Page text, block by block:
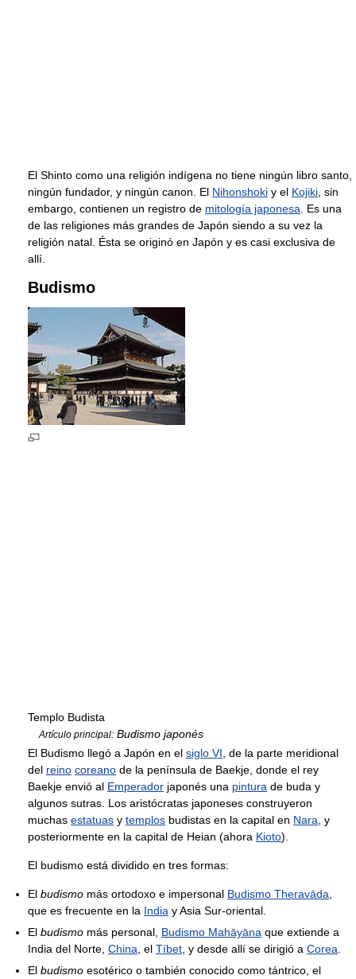
El Shinto como una religión indígena no tiene ningún libro santo,
ningún fundador, y ningún canon. El Nihonshoki y el Kojiki , sin
embargo, contienen un registro de mitología japonesa . Es una
de las religiones más grandes de Japón siendo a su vez la
religión natal. Ésta se originó en Japón y es casi exclusiva de
allí.
Budismo
Templo Budista
Artículo principal: Budismo japonés
El Budismo llegó a Japón en el siglo VI , de la parte meridional
del reino coreano de la península de Baekje, donde el rey
Baekje envió al Emperador japonés una pintura de buda y
algunos sutras. Los aristócratas japoneses construyeron
muchas estatuas y templos budistas en la capital en Nara , y
posteriormente en la capital de Heian (ahora Kioto).
El budismo está dividido en tres formas:
El budismo más ortodoxo e impersonal Budismo Theravāda
que es frecuente en la India y Asia Sur-oriental.
El budismo más personal, Budismo Mahāyāna que extiende a
India del Norte, China , el Tíbet , y desde allí se dirigió a Corea
El budismo esotérico o también conocido como tántrico, el